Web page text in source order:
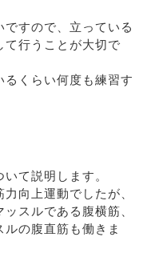
すので、立っている
て行うことが大切で
くらい何度も練習す
て説明します。
向上運動でしたが、
スルである腹横筋、
の腹直筋も働きま